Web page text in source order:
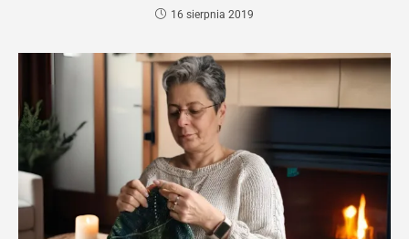
16 sierpnia 2019